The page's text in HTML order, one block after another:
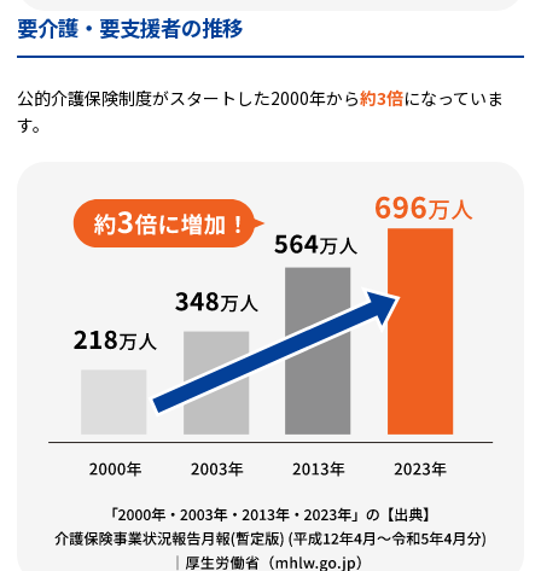
要介護・要支援者の推移
公的介護保険制度がスタートした2000年から約3倍になっていま
す。